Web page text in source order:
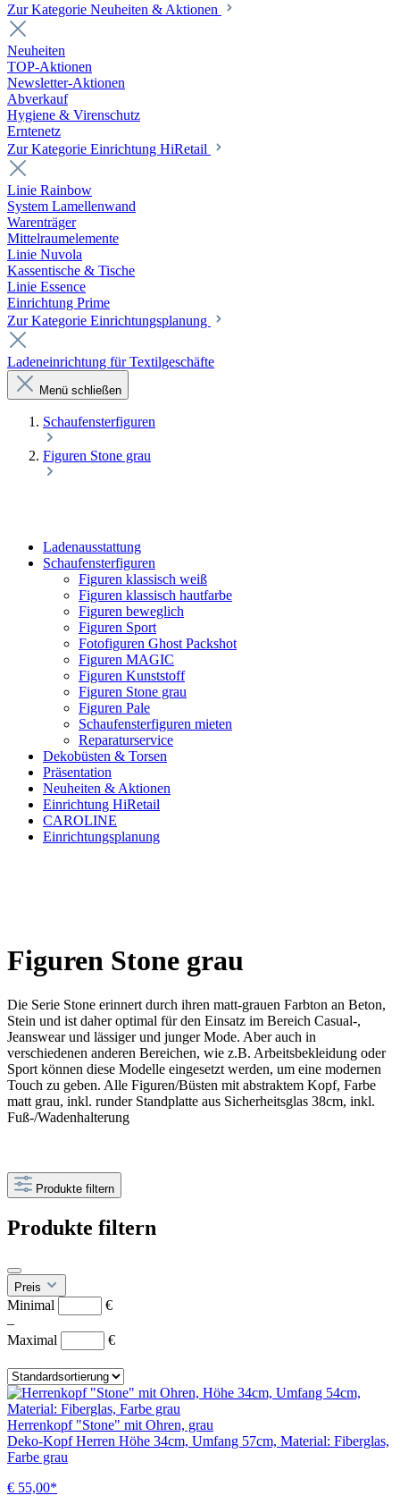
Zur Kategorie Neuheiten & Aktionen
Neuheiten
TOP-Aktionen
Newsletter-Aktionen
Abverkauf
Hygiene & Virenschutz
Erntenetz
Zur Kategorie Einrichtung HiRetail
Linie Rainbow
System Lamellenwand
Warenträger
Mittelraumelemente
Linie Nuvola
Kassentische & Tische
Linie Essence
Einrichtung Prime
Zur Kategorie Einrichtungsplanung
Ladeneinrichtung für Textilgeschäfte
Menü schließen
Schaufenster­figuren
Figuren Stone grau
Laden­ausstattung
Schaufenster­figuren
Figuren klassisch weiß
Figuren klassisch hautfarbe
Figuren beweglich
Figuren Sport
Fotofiguren Ghost Packshot
Figuren MAGIC
Figuren Kunststoff
Figuren Stone grau
Figuren Pale
Schaufensterfiguren mieten
Reparaturservice
Dekobüsten & Torsen
Präsentation
Neuheiten & Aktionen
Einrichtung HiRetail
CAROLINE
Einrichtungsplanung
Figuren Stone grau
Die Serie Stone erinnert durch ihren matt-grauen Farbton an Beton,
Stein und ist daher optimal für den Einsatz im Bereich Casual-,
Jeanswear und lässiger und junger Mode. Aber auch in
verschiedenen anderen Bereichen, wie z.B. Arbeitsbekleidung oder
Sport können diese Modelle eingesetzt werden, um eine modernen
Touch zu geben. Alle Figuren/Büsten mit abstraktem Kopf, Farbe
matt grau, inkl. runder Standplatte aus Sicherheitsglas 38cm, inkl.
Fuß-/Wadenhalterung
Produkte filtern
Produkte filtern
Preis
Minimal
€
–
Maximal
€
Herrenkopf "Stone" mit Ohren, grau
Deko-Kopf Herren Höhe 34cm, Umfang 57cm, Material: Fiberglas,
Farbe grau
€ 55,00*